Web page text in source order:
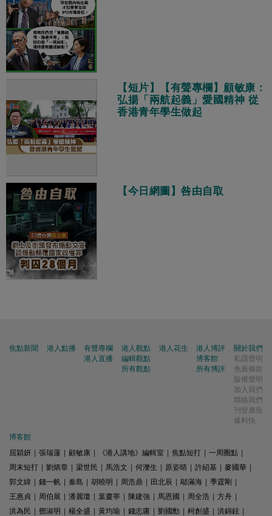
【短片】【有聲專欄】顧敏康：
弘揚「兩航起義」愛國精神 從
香港青年學生做起
【今日網圖】咎由自取
焦點新聞 港人點播
有聲專欄
港人直播
港人觀點
編輯觀點
所有觀點
港人花生
港人博評
博客館
所有博評
關於我們
私隱聲明
免責條款
版權聲明
加入我們
聯絡我們
刊登廣告
爆料快
博客館
屈穎妍
張瑞蓮 顧敏康 《港人講地》編輯室 焦點短打 一周圈點
周末短打
劉炳章 梁世民 馬浩文 何濼生 原姿晴 許紹基 麥國華
郭文緯
錢一帆 秦島 胡曉明 周浩鼎 田北辰 鄔滿海 季霆剛
王惠貞
周伯展 潘麗瓊 葉慶寧 陳建強 馬恩國 周全浩 方舟
洪為民
鄧淑明 楊全盛 黃均瑜 錢志庸 劉國勳 柯創盛 洪錦鉉